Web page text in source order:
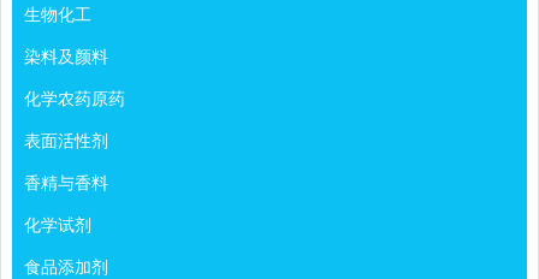
生物化工
染料及颜料
化学农药原药
表面活性剂
香精与香料
化学试剂
食品添加剂